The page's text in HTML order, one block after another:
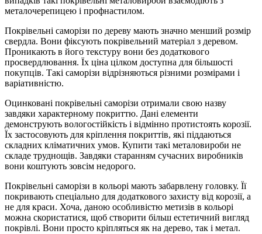
металочерепицею і профнастилом.
Покрівельні саморізи по дереву мають значно менший розмір
свердла. Вони фіксують покрівельний матеріал з деревом.
Проникають в його текстуру вони без додаткового
просвердлювання. Їх ціна цілком доступна для більшості
покупців. Такі саморізи відрізняються різними розмірами і
варіативністю.
Оцинковані покрівельні саморізи отримали свою назву
завдяки характерному покриттю. Дані елементи
демонструють вологостійкість і відмінно протистоять корозії.
Їх застосовують для кріплення покриттів, які піддаються
складних кліматичних умов. Купити такі металовироби не
складе труднощів. Завдяки старанням сучасних виробників
вони коштують зовсім недорого.
Покрівельні саморізи в кольорі мають забарвлену головку. Її
покривають спеціально для додаткового захисту від корозії, а
не для краси. Хоча, даною особливістю метизів в кольорі
можна скористатися, щоб створити більш естетичний вигляд
покрівлі. Вони просто кріпляться як на дерево, так і метал.